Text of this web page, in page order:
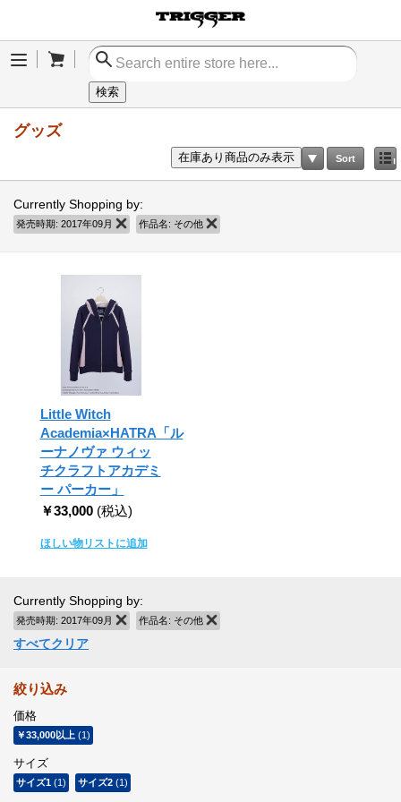
Menu
検索
グッズ
Sort
在庫あり商品のみ表示
Currently Shopping by:
発売時期: 2017年09月 商品の削除
作品名: その他
Little Witch
Academia×HATRA「ル
ーナノヴァ ウィッ
チクラフトアカデミ
ー パーカー」
￥33,000 (税込)
ほしい物リストに追加
Currently Shopping by:
発売時期: 2017年09月 商品の削除
作品名: その他
すべてクリア
絞り込み
価格
￥33,000以上 (1)
サイズ
サイズ1 (1) サイズ2 (1)